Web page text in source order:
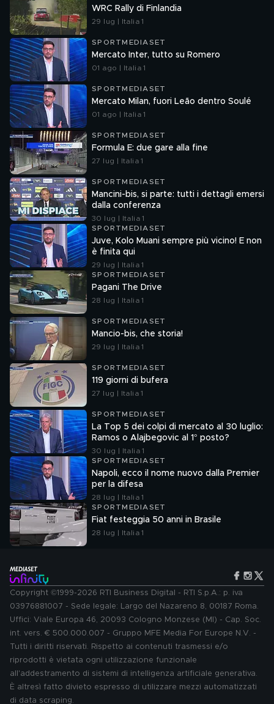
WRC Rally di Finlandia
29 lug | Italia 1
SPORTMEDIASET
Mercato Inter, tutto su Romero
01 ago | Italia 1
SPORTMEDIASET
Mercato Milan, fuori Leão dentro Soulé
01 ago | Italia 1
SPORTMEDIASET
Formula E: due gare alla fine
27 lug | Italia 1
SPORTMEDIASET
Mancini-bis, si parte: tutti i dettagli emersi
dalla conferenza
30 lug | Italia 1
SPORTMEDIASET
Juve, Kolo Muani sempre più vicino! E non
è finita qui
29 lug | Italia 1
SPORTMEDIASET
Pagani The Drive
28 lug | Italia 1
SPORTMEDIASET
Mancio-bis, che storia!
29 lug | Italia 1
SPORTMEDIASET
119 giorni di bufera
27 lug | Italia 1
SPORTMEDIASET
La Top 5 dei colpi di mercato al 30 luglio:
Ramos o Alajbegovic al 1° posto?
30 lug | Italia 1
SPORTMEDIASET
Napoli, ecco il nome nuovo dalla Premier
per la difesa
28 lug | Italia 1
SPORTMEDIASET
Fiat festeggia 50 anni in Brasile
28 lug | Italia 1
Copyright ©1999-2026 RTI Business Digital - RTI S.p.A.: p. iva
03976881007 - Sede legale: Largo del Nazareno 8, 00187 Roma.
Uffici: Viale Europa 46, 20093 Cologno Monzese (MI) - Cap. Soc.
int. vers. € 500.000.007 - Gruppo MFE Media For Europe N.V. -
Tutti i diritti riservati. Rispetto ai contenuti trasmessi e/o
riprodotti è vietata ogni utilizzazione funzionale
all'addestramento di sistemi di intelligenza artificiale generativa.
È altresì fatto divieto espresso di utilizzare mezzi automatizzati
di data scraping.